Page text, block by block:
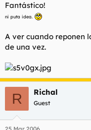
Fantástico!
ni puta idea.
A ver cuando reponen
de una vez.
R Richal
Guest
25 Mar 2006